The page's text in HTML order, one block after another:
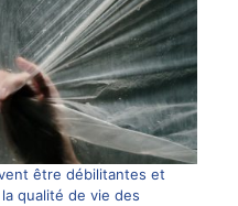
être débilitantes et
qualité de vie des